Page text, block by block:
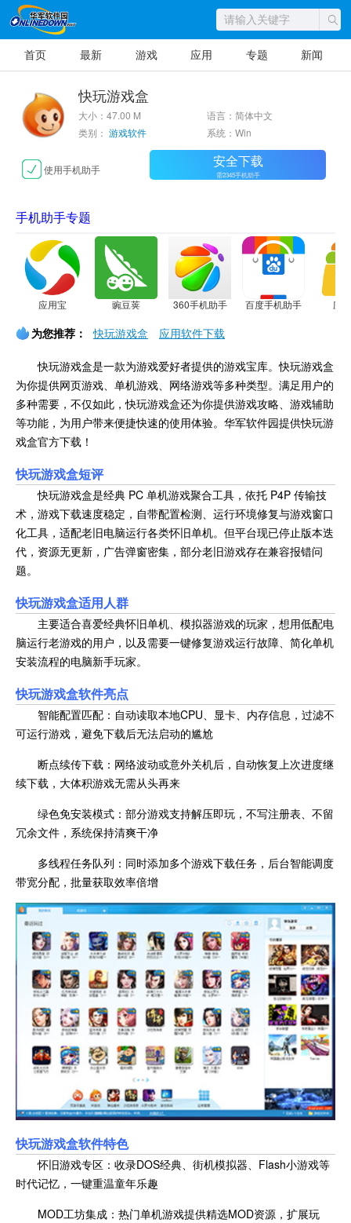
首页 最新 游戏 应用 专题 新闻
快玩游戏盒
大小：47.00 M
语言：简体中文
类别： 游戏软件 系统：Win
使用手机助手 安全下载
需2345手机助手
手机助手专题
应用宝 豌豆荚 360手机助手 百度手机助手 应
为您推荐： 快玩游戏盒 应用软件下载
快玩游戏盒是一款为游戏爱好者提供的游戏宝库。快玩游戏盒
为你提供网页游戏、单机游戏、网络游戏等多种类型。满足用户的
多种需要，不仅如此，快玩游戏盒还为你提供游戏攻略、游戏辅助
等功能，为用户带来便捷快速的使用体验。华军软件园提供快玩游
戏盒官方下载！
快玩游戏盒短评
快玩游戏盒是经典 PC 单机游戏聚合工具，依托 P4P 传输技
术，游戏下载速度稳定，自带配置检测、运行环境修复与游戏窗口
化工具，适配老旧电脑运行各类怀旧单机。但平台现已停止版本迭
代，资源无更新，广告弹窗密集，部分老旧游戏存在兼容报错问
题。
快玩游戏盒适用人群
主要适合喜爱经典怀旧单机、模拟器游戏的玩家，想用低配电
脑运行老游戏的用户，以及需要一键修复游戏运行故障、简化单机
安装流程的电脑新手玩家。
快玩游戏盒软件亮点
智能配置匹配：自动读取本地CPU、显卡、内存信息，过滤不
可运行游戏，避免下载后无法启动的尴尬
断点续传下载：网络波动或意外关机后，自动恢复上次进度继
续下载，大体积游戏无需从头再来
绿色免安装模式：部分游戏支持解压即玩，不写注册表、不留
冗余文件，系统保持清爽干净
多线程任务队列：同时添加多个游戏下载任务，后台智能调度
带宽分配，批量获取效率倍增
快玩游戏盒软件特色
怀旧游戏专区：收录DOS经典、街机模拟器、Flash小游戏等
时代记忆，一键重温童年乐趣
MOD工坊集成：热门单机游戏提供精选MOD资源，扩展玩